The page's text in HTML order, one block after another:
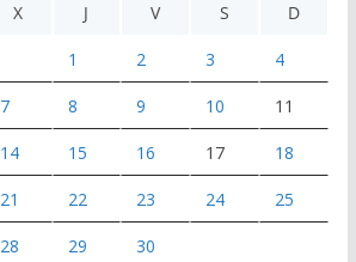
X J V S D
1 2 3 4
7 8 9 10 11
14 15 16 17 18
21 22 23 24 25
28 29 30